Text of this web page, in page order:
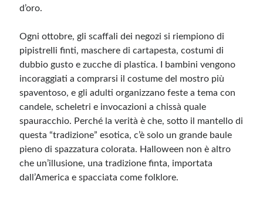
d’oro.
Ogni ottobre, gli scaffali dei negozi si riempiono di
pipistrelli finti, maschere di cartapesta, costumi di
dubbio gusto e zucche di plastica. I bambini vengono
incoraggiati a comprarsi il costume del mostro più
spaventoso, e gli adulti organizzano feste a tema con
candele, scheletri e invocazioni a chissà quale
spauracchio. Perché la verità è che, sotto il mantello di
questa “tradizione” esotica, c’è solo un grande baule
pieno di spazzatura colorata. Halloween non è altro
che un’illusione, una tradizione finta, importata
dall’America e spacciata come folklore.